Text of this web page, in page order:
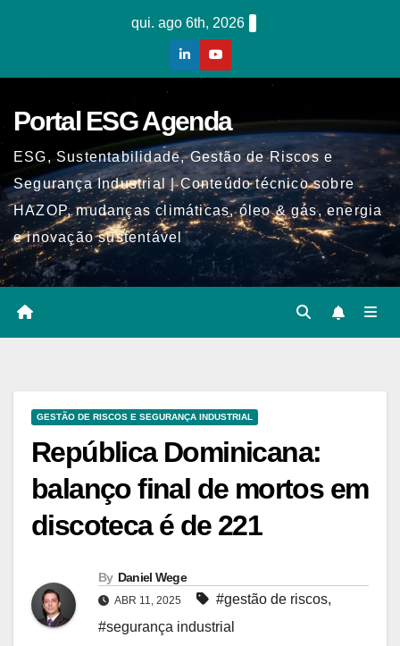
qui. ago 6th, 2026
Portal ESG Agenda
ESG, Sustentabilidade, Gestão de Riscos e
Segurança Industrial | Conteúdo técnico sobre
HAZOP, mudanças climáticas, óleo & gás, energia
e inovação sustentável
GESTÃO DE RISCOS E SEGURANÇA INDUSTRIAL
República Dominicana:
balanço final de mortos em
discoteca é de 221
By Daniel Wege
ABR 11, 2025 #gestão de riscos,
#segurança industrial